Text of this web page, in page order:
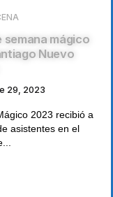
semana mágico
Nuevo
29, 2023
2023 recibió a
asistentes en el